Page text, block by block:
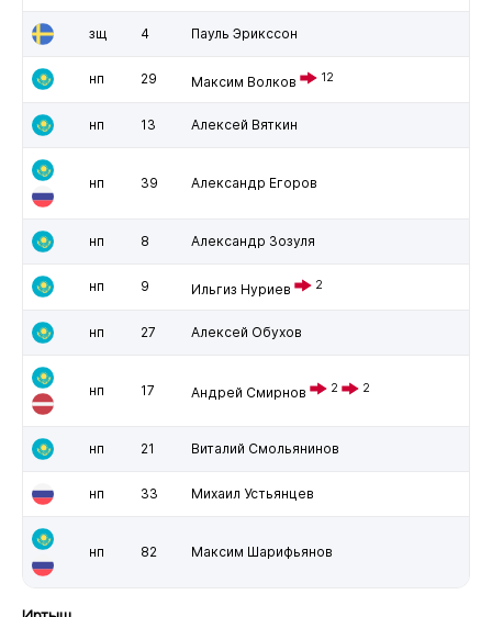
зщ 4 Пауль Эрикссон
нп 29 Максим Волков 12
нп 13 Алексей Вяткин
нп 39 Александр Егоров
нп 8 Александр Зозуля
нп 9 Ильгиз Нуриев 2
нп 27 Алексей Обухов
нп 17 Андрей Смирнов 2 2
нп 21 Виталий Смольянинов
нп 33 Михаил Устьянцев
нп 82 Максим Шарифьянов